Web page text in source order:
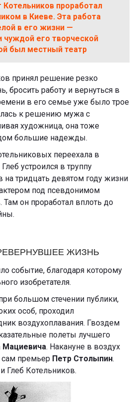
Котельников проработал
в Киеве. Эта работа
в его жизни —
чуждой его творческой
был местный театр
принял решение резко
бросить работу и вернуться в
в его семье уже было трое
к решению мужа с
художница, она тоже
большие надежды.
переехала в
устроился в труппу
на тридцать девятом году жизни
под псевдонимом
Там он проработал вплоть до
ЖИЗНЬ
событие, благодаря которому
изобретателя.
большом стечении публики,
особ, проходил
воздухоплавания. Гвоздем
полеты лучшего
Мациевича. Накануне в воздух
премьер Петр Столыпин.
Глеб Котельников.